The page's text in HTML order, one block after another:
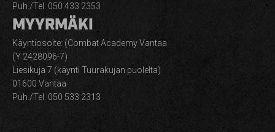
Puh./Tel. 050 433 2353
MYYRMÄKI
Käyntiosoite: (Combat Academy Vantaa
(Y 2428096-7)
Liesikuja 7 (käynti Tuurakujan puolelta)
01600 Vantaa
Puh./Tel. 050 533 2313